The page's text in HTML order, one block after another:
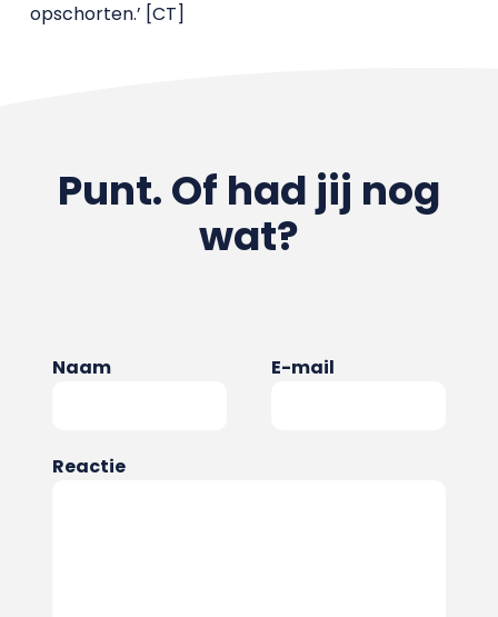
opschorten.’ [CT]
Punt. Of had jij nog
wat?
Naam E-mail
Reactie